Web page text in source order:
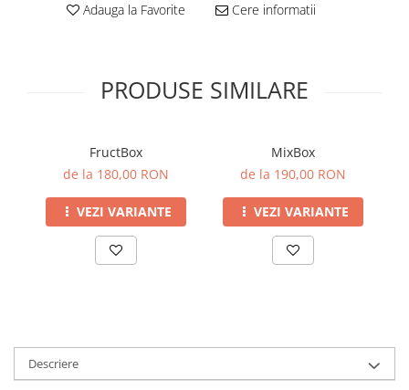
Adauga la Favorite Cere informatii
PRODUSE SIMILARE
FructBox
de la 180,00 RON
VEZI VARIANTE
MixBox
de la 190,00 RON
VEZI VARIANTE
Descriere